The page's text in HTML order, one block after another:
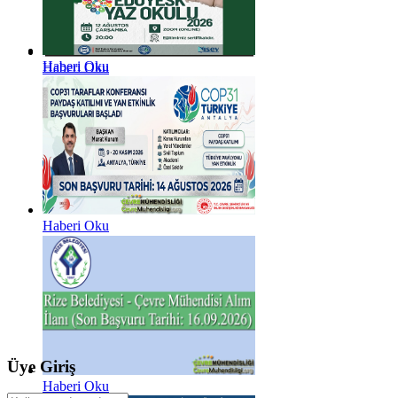
Haberi Oku
Haberi Oku
Haberi Oku
Haberi Oku
Üye Giriş